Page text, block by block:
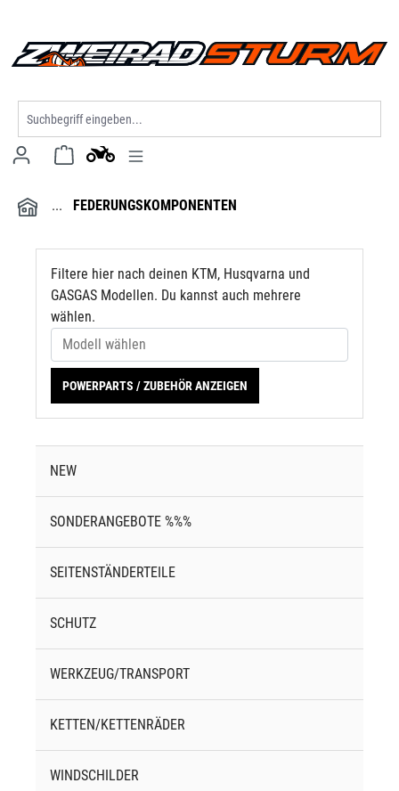
FEDERUNGSKOMPONENTEN
Filtere hier nach deinen KTM, Husqvarna und
GASGAS Modellen. Du kannst auch mehrere
wählen.
POWERPARTS / ZUBEHÖR ANZEIGEN
NEW
SONDERANGEBOTE %%%
SEITENSTÄNDERTEILE
SCHUTZ
WERKZEUG/TRANSPORT
KETTEN/KETTENRÄDER
WINDSCHILDER